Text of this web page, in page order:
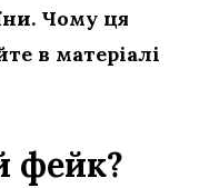
Чому ця
в матеріалі
фейк?